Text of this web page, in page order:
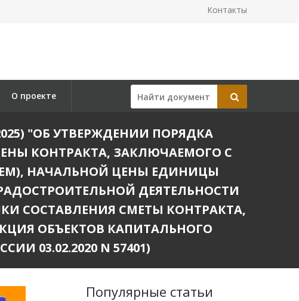
Контакты
О проекте
"ОБ УТВЕРЖДЕНИИ ПОРЯДКА
КОНТРАКТА, ЗАКЛЮЧАЕМОГО С
НАЧАЛЬНОЙ ЦЕНЫ ЕДИНИЦЫ
ДЕЯТЕЛЬНОСТИ
СОСТАВЛЕНИЯ СМЕТЫ КОНТРАКТА,
ОБЪЕКТОВ КАПИТАЛЬНОГО
03.02.2020 N 57401)
Популярные статьи